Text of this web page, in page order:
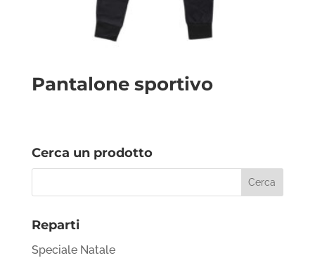
Pantalone sportivo
Cerca un prodotto
Reparti
Speciale Natale